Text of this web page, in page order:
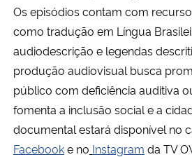
Os episódios contam com
como tradução em Língua
audiodescrição e legendas
produção audiovisual busca
público com deficiência auditiva
fomenta a inclusão social e a
documental estará disponível no
Facebooke no Instagram da TV